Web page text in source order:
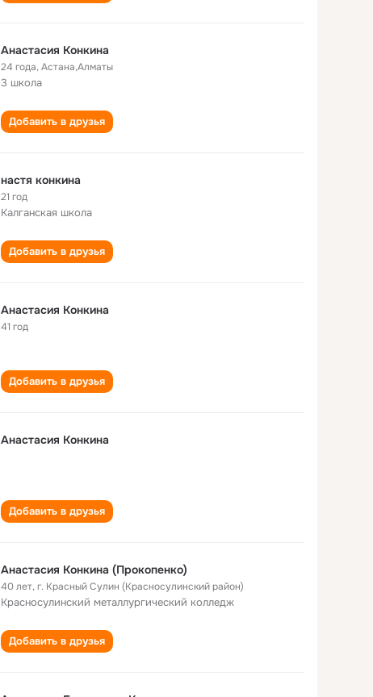
Анастасия Конкина
24 года,Астана,Алматы
3 школа
Добавить в друзья
настя конкина
21 год
Калганская школа
Добавить в друзья
Анастасия Конкина
41 год
Добавить в друзья
Анастасия Конкина
Добавить в друзья
Анастасия Конкина (Прокопенко)
40 лет,г. Красный Сулин (Красносулинский район)
Красносулинский металлургический колледж
Добавить в друзья